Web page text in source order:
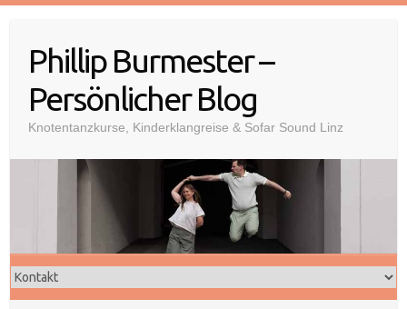
contentPhillip Burmester –
Persönlicher Blog
Knotentanzkurse, Kinderklangreise & Sofar Sound Linz